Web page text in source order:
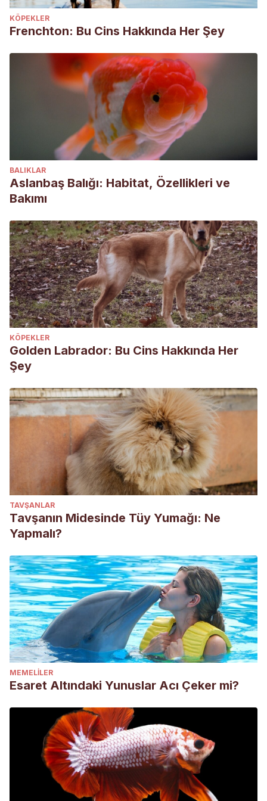
KÖPEKLER
Frenchton: Bu Cins Hakkında Her Şey
BALIKLAR
Aslanbaş Balığı: Habitat, Özellikleri ve
Bakımı
KÖPEKLER
Golden Labrador: Bu Cins Hakkında Her
Şey
TAVŞANLAR
Tavşanın Midesinde Tüy Yumağı: Ne
Yapmalı?
MEMELILER
Esaret Altındaki Yunuslar Acı Çeker mi?